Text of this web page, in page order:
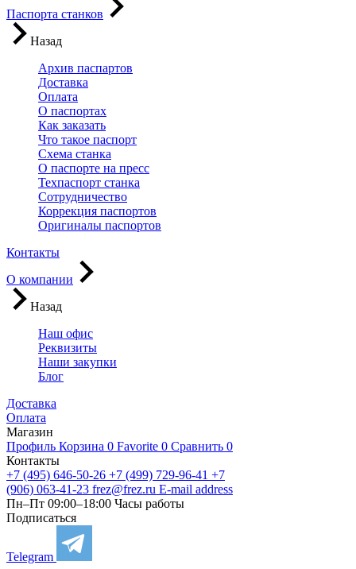
Паспорта станков
Назад
Архив паспартов
Доставка
Оплата
О паспортах
Как заказать
Что такое паспорт
Схема станка
О паспорте на пресс
Техпаспорт станка
Сотрудничество
Коррекция паспортов
Оригиналы паспортов
Контакты
О компании
Назад
Наш офис
Реквизиты
Наши закупки
Блог
Доставка
Оплата
Магазин
Профиль Корзина 0 Favorite 0 Сравнить 0
Контакты
+7 (495) 646-50-26 +7 (499) 729-96-41 +7
(906) 063-41-23 frez@frez.ru E-mail address
Пн–Пт 09:00–18:00 Часы работы
Подписаться
Telegram